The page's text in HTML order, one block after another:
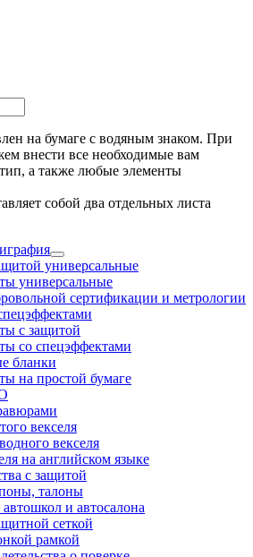
на бумаге с водяным знаком. При
внести все необходимые вам
а также любые элементы
собой два отдельных листа
универсальные
универсальные
сертификации и метрологии
с защитой
со спецэффектами
бланки
на простой бумаге
векселя
векселя
на английском языке
с защитой
талоны
и автосалона
сеткой
рамкой